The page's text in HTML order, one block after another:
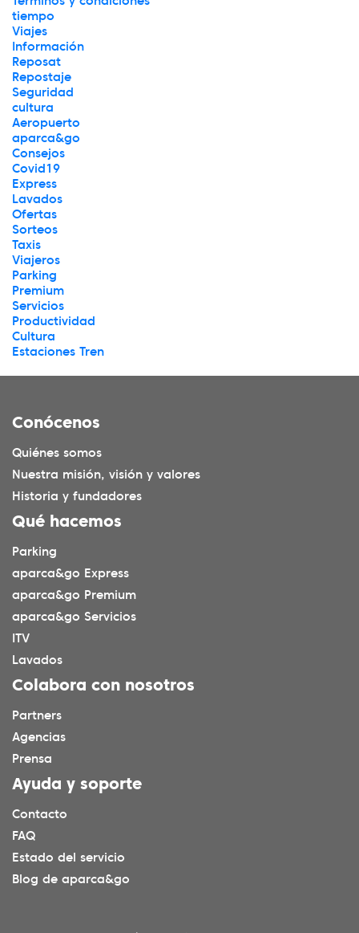
tiempo
Viajes
Información
Reposat
Repostaje
Seguridad
cultura
Aeropuerto
aparca&go
Consejos
Covid19
Express
Lavados
Ofertas
Sorteos
Taxis
Viajeros
Parking
Premium
Servicios
Productividad
Cultura
Estaciones Tren
Conócenos
Quiénes somos
Nuestra misión, visión y valores
Historia y fundadores
Qué hacemos
Parking
aparca&go Express
aparca&go Premium
aparca&go Servicios
ITV
Lavados
Colabora con nosotros
Partners
Agencias
Prensa
Ayuda y soporte
Contacto
FAQ
Estado del servicio
Blog de aparca&go